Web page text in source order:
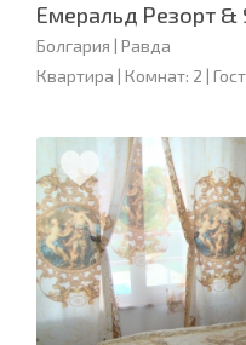
Емеральд Резорт &
Болгария | Равда
Квартира | Комнат: 2 |